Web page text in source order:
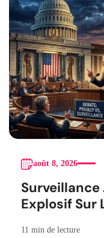
août 8, 2026
Surveillance
Explosif Sur
11 min de lecture